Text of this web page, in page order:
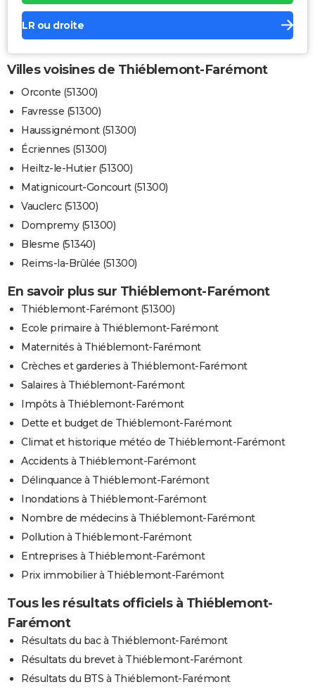
LR ou droite
Villes voisines de Thiéblemont-Farémont
Orconte (51300)
Favresse (51300)
Haussignémont (51300)
Écriennes (51300)
Heiltz-le-Hutier (51300)
Matignicourt-Goncourt (51300)
Vauclerc (51300)
Dompremy (51300)
Blesme (51340)
Reims-la-Brûlée (51300)
En savoir plus sur Thiéblemont-Farémont
Thiéblemont-Farémont (51300)
Ecole primaire à Thiéblemont-Farémont
Maternités à Thiéblemont-Farémont
Crèches et garderies à Thiéblemont-Farémont
Salaires à Thiéblemont-Farémont
Impôts à Thiéblemont-Farémont
Dette et budget de Thiéblemont-Farémont
Climat et historique météo de Thiéblemont-Farémont
Accidents à Thiéblemont-Farémont
Délinquance à Thiéblemont-Farémont
Inondations à Thiéblemont-Farémont
Nombre de médecins à Thiéblemont-Farémont
Pollution à Thiéblemont-Farémont
Entreprises à Thiéblemont-Farémont
Prix immobilier à Thiéblemont-Farémont
Tous les résultats officiels à Thiéblemont-
Farémont
Résultats du bac à Thiéblemont-Farémont
Résultats du brevet à Thiéblemont-Farémont
Résultats du BTS à Thiéblemont-Farémont